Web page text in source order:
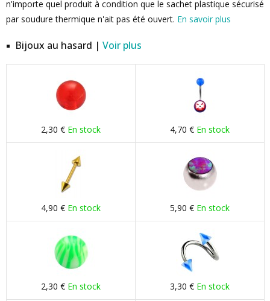
n'importe quel produit à condition que le sachet plastique sécurisé
par soudure thermique n'ait pas été ouvert. En savoir plus
Bijoux au hasard | Voir plus
2,30 € En stock 4,70 € En stock
4,90 € En stock 5,90 € En stock
2,30 € En stock 3,30 € En stock